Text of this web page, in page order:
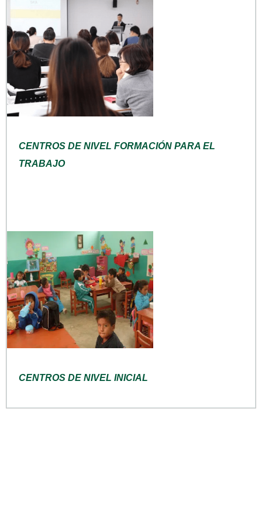
CENTROS DE NIVEL FORMACIÓN PARA EL
TRABAJO
CENTROS DE NIVEL INICIAL